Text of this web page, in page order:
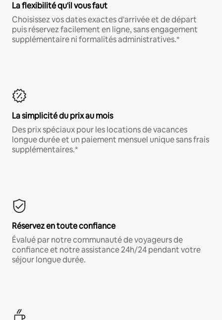
La flexibilité qu'il vous faut
Choisissez vos dates exactes d'arrivée et de départ
puis réservez facilement en ligne, sans engagement
supplémentaire ni formalités administratives.*
La simplicité du prix au mois
Des prix spéciaux pour les locations de vacances
longue durée et un paiement mensuel unique sans frais
supplémentaires.*
Réservez en toute confiance
Évalué par notre communauté de voyageurs de
confiance et notre assistance 24h/24 pendant votre
séjour longue durée.